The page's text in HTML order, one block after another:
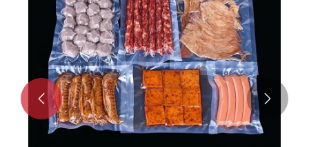
 